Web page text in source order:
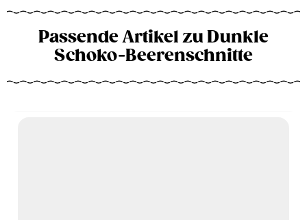
Passende Artikel zu Dunkle
Schoko-Beerenschnitte